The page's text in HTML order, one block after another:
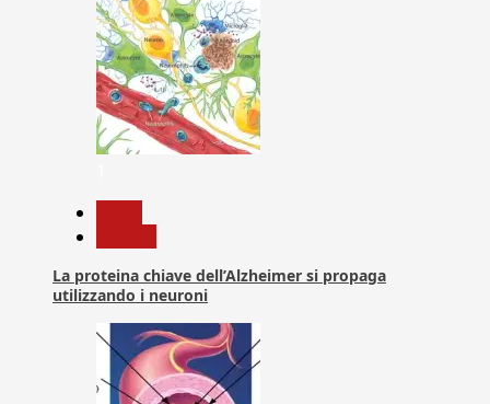
La proteina chiave dell’Alzheimer si propaga
utilizzando i neuroni